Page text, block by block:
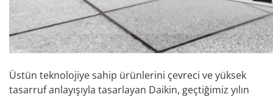
Üstün teknolojiye sahip ürünlerini çevreci ve yüksek
tasarruf anlayışıyla tasarlayan Daikin, geçtiğimiz yılın